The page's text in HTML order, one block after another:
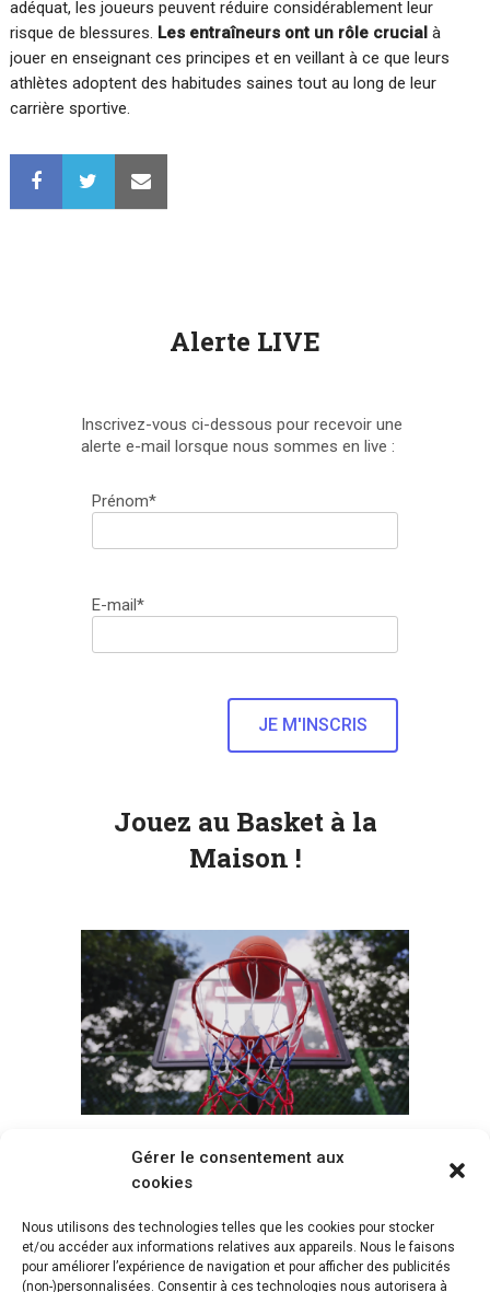
Gérer le consentement aux
cookies
Nous utilisons des technologies telles que les cookies pour stocker
et/ou accéder aux informations relatives aux appareils. Nous le faisons
pour améliorer l’expérience de navigation et pour afficher des publicités
(non-)personnalisées. Consentir à ces technologies nous autorisera à
adéquat, les joueurs peuvent réduire considérablement leur
risque de blessures. Les entraîneurs ont un rôle crucialà
jouer en enseignant ces principes et en veillant à ce que leurs
athlètes adoptent des habitudes saines tout au long de leur
carrière sportive.
Alerte LIVE
Inscrivez-vous ci-dessous pour recevoir une
alerte e-mail lorsque nous sommes en live :
Prénom*
E-mail*
Jouez au Basket à la
Maison !
Voir tous les paniers